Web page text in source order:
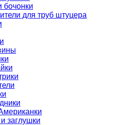
бочонки
для труб штуцера
заглушки